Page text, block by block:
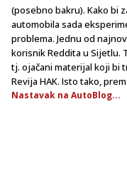
(posebno bakru). Kako bi
automobila sada
problema. Jednu od
korisnik Reddita u Sijetlu.
tj. ojačani materijal koji bi
Revija HAK. Isto tako,
Nastavak na AutoBlog...